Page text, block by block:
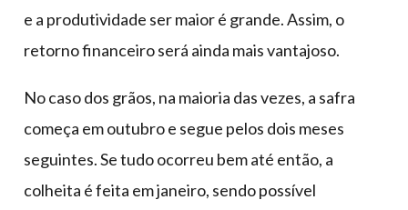
e a produtividade ser maior é grande. Assim, o
retorno financeiro será ainda mais vantajoso.
No caso dos grãos, na maioria das vezes, a safra
começa em outubro e segue pelos dois meses
seguintes. Se tudo ocorreu bem até então, a
colheita é feita em janeiro, sendo possível